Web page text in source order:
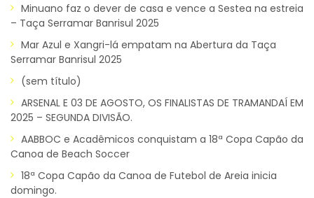
Minuano faz o dever de casa e vence a Sestea na estreia
– Taça Serramar Banrisul 2025
Mar Azul e Xangri-lá empatam na Abertura da Taça
Serramar Banrisul 2025
(sem título)
ARSENAL E 03 DE AGOSTO, OS FINALISTAS DE TRAMANDAÍ EM
2025 – SEGUNDA DIVISÃO.
AABBOC e Acadêmicos conquistam a 18ª Copa Capão da
Canoa de Beach Soccer
18ª Copa Capão da Canoa de Futebol de Areia inicia
domingo.